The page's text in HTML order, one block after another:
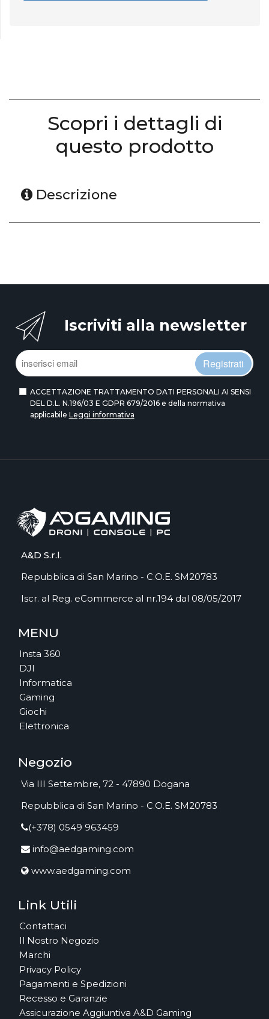
Scopri i dettagli di
questo prodotto
Descrizione
Iscriviti alla newsletter
Registrati
ACCETTAZIONE TRATTAMENTO DATI PERSONALI AI SENSI
DEL D.L. N.196/03 E GDPR 679/2016 e della normativa
applicabile Leggi informativa
A&D S.r.l.
Repubblica di San Marino - C.O.E. SM20783
Iscr. al Reg. eCommerce al nr.194 dal 08/05/2017
MENU
Insta 360
DJI
Informatica
Gaming
Giochi
Elettronica
Negozio
Via III Settembre, 72 - 47890 Dogana
Repubblica di San Marino - C.O.E. SM20783
(+378) 0549 963459
info@aedgaming.com
www.aedgaming.com
Link Utili
Contattaci
Il Nostro Negozio
Marchi
Privacy Policy
Pagamenti e Spedizioni
Recesso e Garanzie
Assicurazione Aggiuntiva A&D Gaming